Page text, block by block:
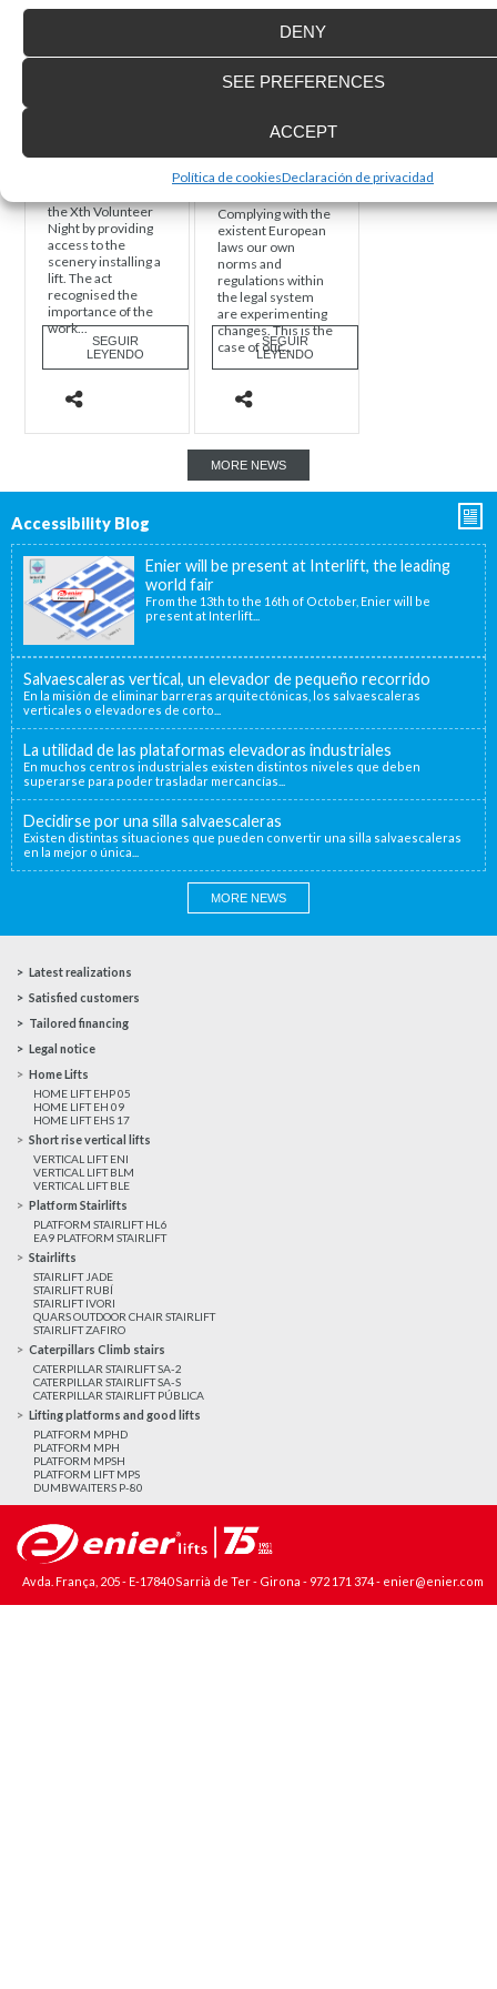
ACCEPT
DENY
SEE PREFERENCES
Política de cookiesDeclaración de privacidad
the Xth Volunteer
Night by providing
access to the
scenery installing a
lift. The act
recognised the
importance of the
work...
SEGUIR
LEYENDO
mandate on low
speed elevating
equipment
Complying with the
existent European
laws our own
norms and
regulations within
the legal system
are experimenting
changes. This is the
case of our...
SEGUIR
LEYENDO
MORE NEWS
Accessibility Blog
Enier will be present at Interlift, the leading
world fair
From the 13th to the 16th of October, Enier will be
present at Interlift...
Salvaescaleras vertical, un elevador de pequeño recorrido
En la misión de eliminar barreras arquitectónicas, los salvaescaleras
verticales o elevadores de corto...
La utilidad de las plataformas elevadoras industriales
En muchos centros industriales existen distintos niveles que deben
superarse para poder trasladar mercancías...
Decidirse por una silla salvaescaleras
Existen distintas situaciones que pueden convertir una silla salvaescaleras
en la mejor o única...
MORE NEWS
Latest realizations
Satisfied customers
Tailored financing
Legal notice
Home Lifts
HOME LIFT EHP 05
HOME LIFT EH 09
HOME LIFT EHS 17
Short rise vertical lifts
VERTICAL LIFT ENI
VERTICAL LIFT BLM
VERTICAL LIFT BLE
Platform Stairlifts
PLATFORM STAIRLIFT HL6
EA9 PLATFORM STAIRLIFT
Stairlifts
STAIRLIFT JADE
STAIRLIFT RUBÍ
STAIRLIFT IVORI
QUARS OUTDOOR CHAIR STAIRLIFT
STAIRLIFT ZAFIRO
Caterpillars Climb stairs
CATERPILLAR STAIRLIFT SA-2
CATERPILLAR STAIRLIFT SA-S
CATERPILLAR STAIRLIFT PÚBLICA
Lifting platforms and good lifts
PLATFORM MPHD
PLATFORM MPH
PLATFORM MPSH
PLATFORM LIFT MPS
DUMBWAITERS P-80
Avda. França, 205 - E-17840 Sarrià de Ter - Girona - 972 171 374- enier@enier.com